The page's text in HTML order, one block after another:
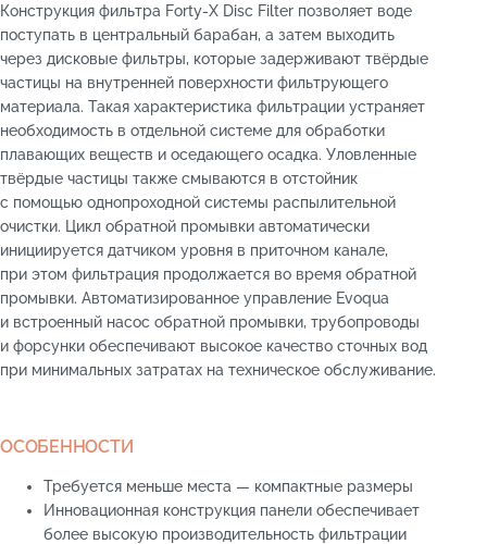
Конструкция фильтра Forty-X Disc Filter позволяет воде
поступать в центральный барабан, а затем выходить
через дисковые фильтры, которые задерживают твёрдые
частицы на внутренней поверхности фильтрующего
материала. Такая характеристика фильтрации устраняет
необходимость в отдельной системе для обработки
плавающих веществ и оседающего осадка. Уловленные
твёрдые частицы также смываются в отстойник
с помощью однопроходной системы распылительной
очистки. Цикл обратной промывки автоматически
инициируется датчиком уровня в приточном канале,
при этом фильтрация продолжается во время обратной
промывки. Автоматизированное управление Evoqua
и встроенный насос обратной промывки, трубопроводы
и форсунки обеспечивают высокое качество сточных вод
при минимальных затратах на техническое обслуживание.
ОСОБЕННОСТИ
Требуется меньше места — компактные размеры
Инновационная конструкция панели обеспечивает
более высокую производительность фильтрации